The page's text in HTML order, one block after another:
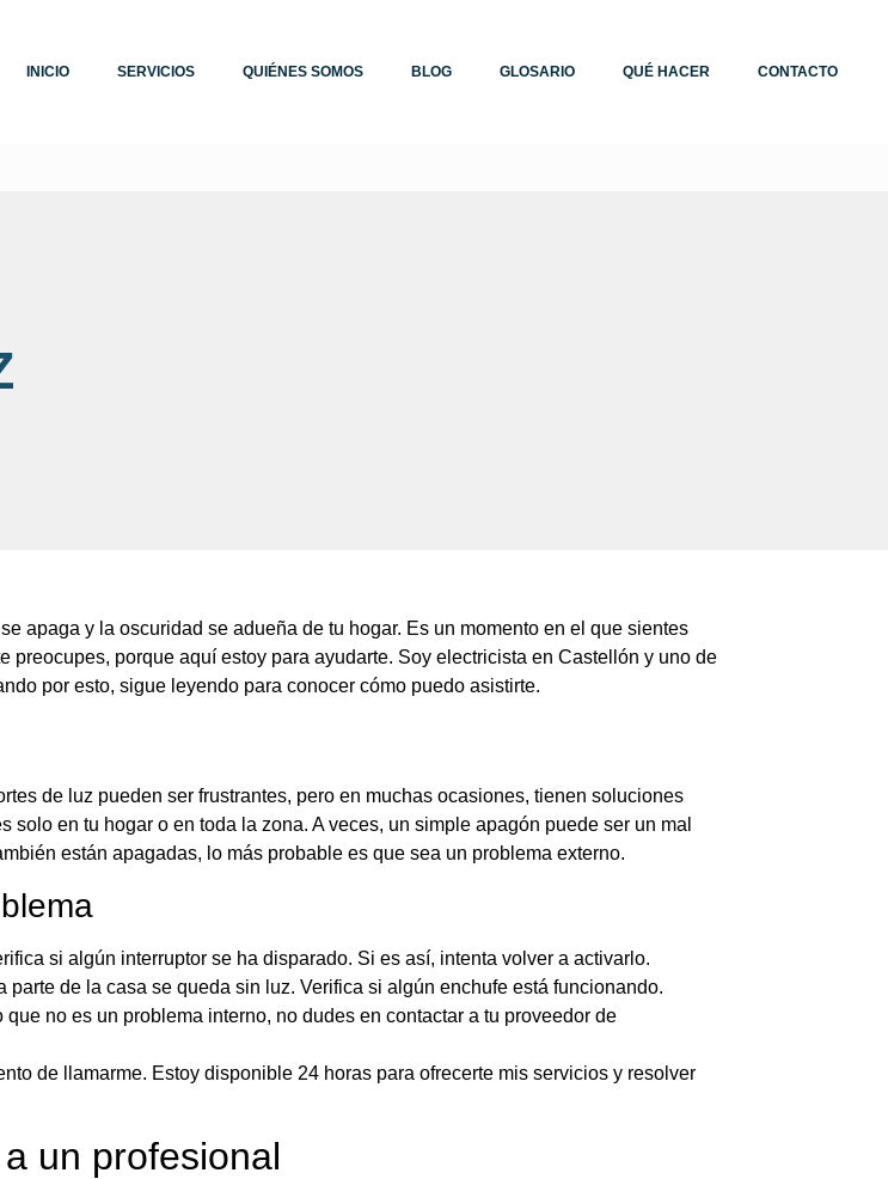
INICIO SERVICIOS QUIÉNES SOMOS BLOG GLOSARIO QUÉ HACER CONTACTO
apaga y la oscuridad se adueña de tu hogar. Es un momento en el que sientes
porque aquí estoy para ayudarte. Soy electricista en Castellón y uno de
por esto, sigue leyendo para conocer cómo puedo asistirte.
de luz pueden ser frustrantes, pero en muchas ocasiones, tienen soluciones
en tu hogar o en toda la zona. A veces, un simple apagón puede ser un mal
están apagadas, lo más probable es que sea un problema externo.
si algún interruptor se ha disparado. Si es así, intenta volver a activarlo.
parte de la casa se queda sin luz. Verifica si algún enchufe está funcionando.
que no es un problema interno, no dudes en contactar a tu proveedor de
de llamarme. Estoy disponible 24 horas para ofrecerte mis servicios y resolver
un profesional